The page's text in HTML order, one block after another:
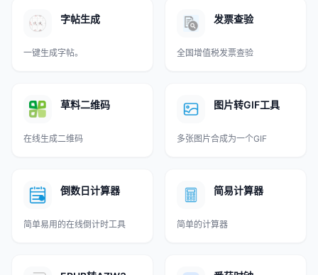
字帖生成
一键生成字帖。
发票查验
全国增值税发票查验
草料二维码
在线生成二维码
图片转GIF工具
多张图片合成为一个GIF
倒数日计算器
简单易用的在线倒计时工具
简易计算器
简单的计算器